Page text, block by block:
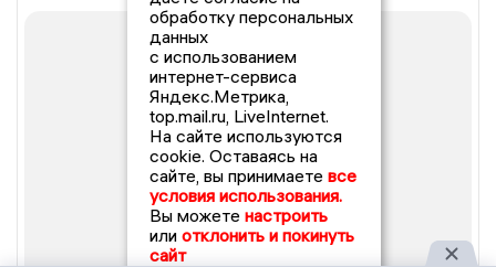
обработку персональных
данных
с использованием
интернет-сервиса
Яндекс.Метрика,
top.mail.ru, LiveInternet.
На сайте используются
cookie. Оставаясь на
сайте, вы принимаете все
условия использования.
Вы можете настроить
или отклонить и покинуть
сайт